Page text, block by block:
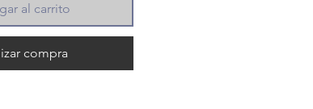
al carrito
compra